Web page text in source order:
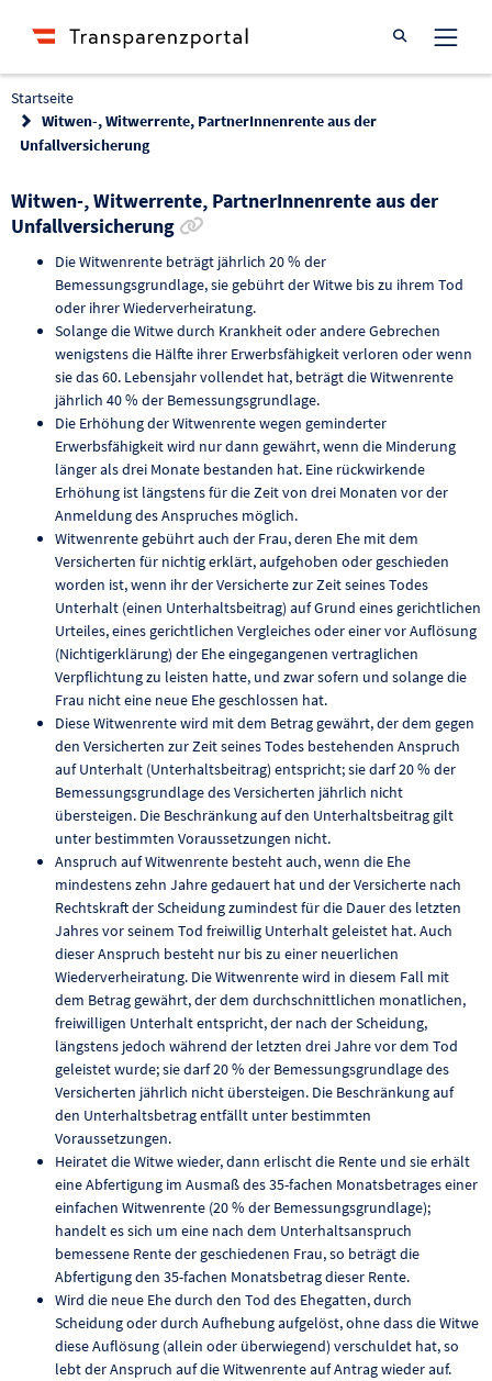
Suche öffnen
Startseite
Witwen-, Witwerrente, PartnerInnenrente aus der
Unfallversicherung
Witwen-, Witwerrente, PartnerInnenrente aus der
Unfallversicherung
Die Witwenrente beträgt jährlich 20 % der
Bemessungsgrundlage, sie gebührt der Witwe bis zu ihrem Tod
oder ihrer Wiederverheiratung.
Solange die Witwe durch Krankheit oder andere Gebrechen
wenigstens die Hälfte ihrer Erwerbsfähigkeit verloren oder wenn
sie das 60. Lebensjahr vollendet hat, beträgt die Witwenrente
jährlich 40 % der Bemessungsgrundlage.
Die Erhöhung der Witwenrente wegen geminderter
Erwerbsfähigkeit wird nur dann gewährt, wenn die Minderung
länger als drei Monate bestanden hat. Eine rückwirkende
Erhöhung ist längstens für die Zeit von drei Monaten vor der
Anmeldung des Anspruches möglich.
Witwenrente gebührt auch der Frau, deren Ehe mit dem
Versicherten für nichtig erklärt, aufgehoben oder geschieden
worden ist, wenn ihr der Versicherte zur Zeit seines Todes
Unterhalt (einen Unterhaltsbeitrag) auf Grund eines gerichtlichen
Urteiles, eines gerichtlichen Vergleiches oder einer vor Auflösung
(Nichtigerklärung) der Ehe eingegangenen vertraglichen
Verpflichtung zu leisten hatte, und zwar sofern und solange die
Frau nicht eine neue Ehe geschlossen hat.
Diese Witwenrente wird mit dem Betrag gewährt, der dem gegen
den Versicherten zur Zeit seines Todes bestehenden Anspruch
auf Unterhalt (Unterhaltsbeitrag) entspricht; sie darf 20 % der
Bemessungsgrundlage des Versicherten jährlich nicht
übersteigen. Die Beschränkung auf den Unterhaltsbeitrag gilt
unter bestimmten Voraussetzungen nicht.
Anspruch auf Witwenrente besteht auch, wenn die Ehe
mindestens zehn Jahre gedauert hat und der Versicherte nach
Rechtskraft der Scheidung zumindest für die Dauer des letzten
Jahres vor seinem Tod freiwillig Unterhalt geleistet hat. Auch
dieser Anspruch besteht nur bis zu einer neuerlichen
Wiederverheiratung. Die Witwenrente wird in diesem Fall mit
dem Betrag gewährt, der dem durchschnittlichen monatlichen,
freiwilligen Unterhalt entspricht, der nach der Scheidung,
längstens jedoch während der letzten drei Jahre vor dem Tod
geleistet wurde; sie darf 20 % der Bemessungsgrundlage des
Versicherten jährlich nicht übersteigen. Die Beschränkung auf
den Unterhaltsbetrag entfällt unter bestimmten
Voraussetzungen.
Heiratet die Witwe wieder, dann erlischt die Rente und sie erhält
eine Abfertigung im Ausmaß des 35-fachen Monatsbetrages einer
einfachen Witwenrente (20 % der Bemessungsgrundlage);
handelt es sich um eine nach dem Unterhaltsanspruch
bemessene Rente der geschiedenen Frau, so beträgt die
Abfertigung den 35-fachen Monatsbetrag dieser Rente.
Wird die neue Ehe durch den Tod des Ehegatten, durch
Scheidung oder durch Aufhebung aufgelöst, ohne dass die Witwe
diese Auflösung (allein oder überwiegend) verschuldet hat, so
lebt der Anspruch auf die Witwenrente auf Antrag wieder auf.